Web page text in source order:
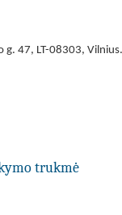
g. 47, LT-08303, Vilnius.
trukmė